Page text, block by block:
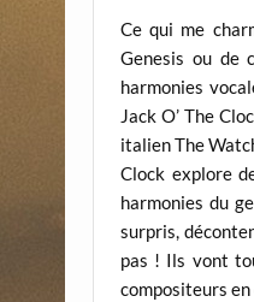
Ce qui me
Genesis ou de
harmonies
Jack O’ The
italien The
Clock explore
harmonies du
surpris,
pas ! Ils vont
compositeurs